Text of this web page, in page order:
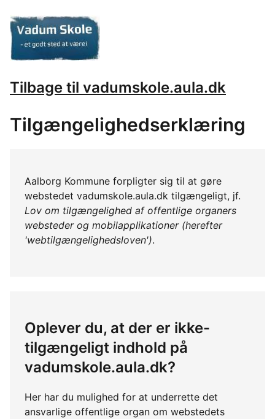
Tilbage til vadumskole.aula.dk
Tilgængelighedserklæring
Aalborg Kommune forpligter sig til at gøre
webstedet vadumskole.aula.dk tilgængeligt, jf.
Lov om tilgængelighed af offentlige organers
websteder og mobilapplikationer (herefter
'webtilgængelighedsloven').
Oplever du, at der er ikke-
tilgængeligt indhold på
vadumskole.aula.dk?
Her har du mulighed for at underrette det
ansvarlige offentlige organ om webstedets